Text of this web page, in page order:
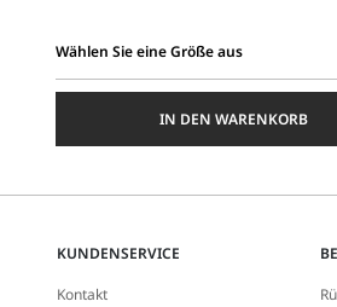
Wählen Sie eine Größe aus
IN DEN WARENKORB
KUNDENSERVICE
Kontakt